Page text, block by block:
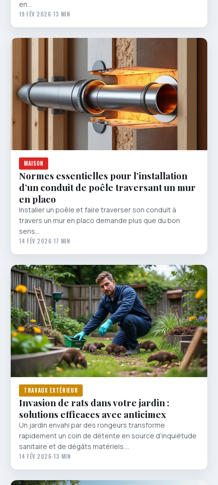
en…
19 FÉV 2026·13 MIN
MAISON
Normes essentielles pour l’installation
d’un conduit de poêle traversant un mur
en placo
Installer un poêle et faire traverser son conduit à
travers un mur en placo demande plus que du bon
sens…
14 FÉV 2026·17 MIN
TRAVAUX EXTÉRIEUR
Invasion de rats dans votre jardin :
solutions efficaces avec anticimex
Un jardin envahi par des rongeurs transforme
rapidement un coin de détente en source d’inquiétude
sanitaire et de dégâts matériels.…
14 FÉV 2026·13 MIN